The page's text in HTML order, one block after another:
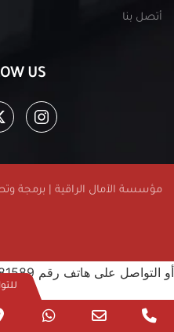
أتصل بنا
US ...
مؤسسة الآمال الراقية | برمجة
Phone
أو التواصل على هاتف رقم 00966122881589